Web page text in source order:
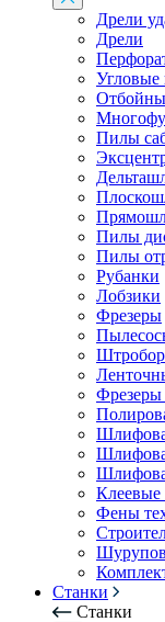
Дрели
Дрели
Пилы
Пилы
Пилы
Рубанки
Лобзики
Фрезеры
Клеевые
Фены
Станки
Станки